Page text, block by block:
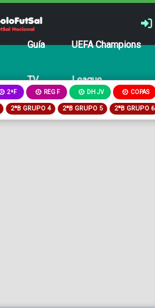
Guía
TV
UEFA Champions
League
2ªF REG F DH JV COPAS
2ªB GRUPO 4 2ªB GRUPO 5 2ªB GRUPO 6